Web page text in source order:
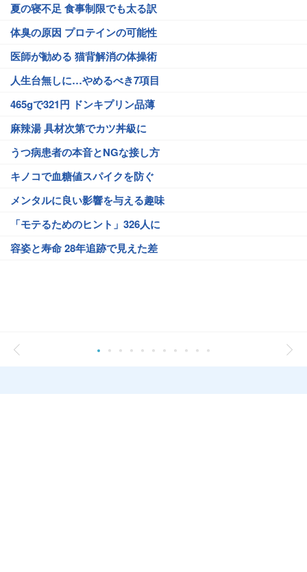
夏の寝不足 食事制限でも太る訳
体臭の原因 プロテインの可能性
医師が勧める 猫背解消の体操術
人生台無しに…やめるべき7項目
465gで321円 ドンキプリン品薄
麻辣湯 具材次第でカツ丼級に
うつ病患者の本音とNGな接し方
キノコで血糖値スパイクを防ぐ
メンタルに良い影響を与える趣味
「モテるためのヒント」326人に
容姿と寿命 28年追跡で見えた差